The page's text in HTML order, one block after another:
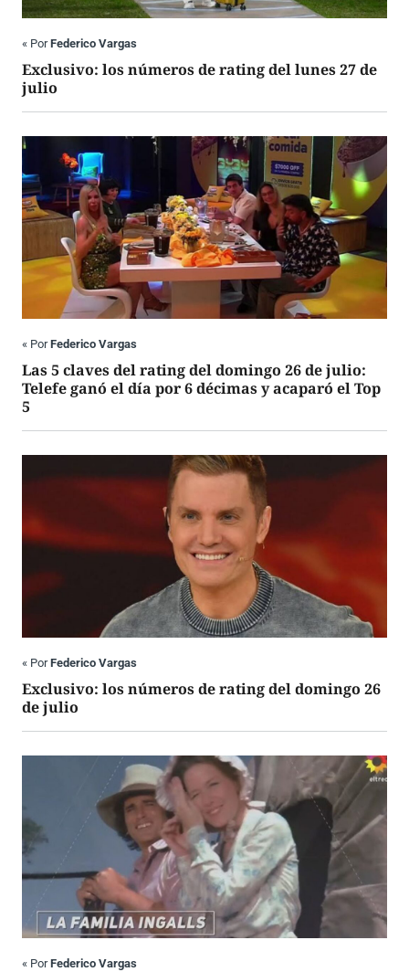
« PorFederico Vargas
Exclusivo: los números de rating del lunes 27 de
julio
« PorFederico Vargas
Las 5 claves del rating del domingo 26 de julio:
Telefe ganó el día por 6 décimas y acaparó el Top
5
« PorFederico Vargas
Exclusivo: los números de rating del domingo 26
de julio
« PorFederico Vargas